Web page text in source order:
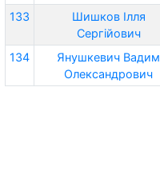
133
Шишков Ілля
Сергійович
134
Янушкевич Вадим
Олександрович